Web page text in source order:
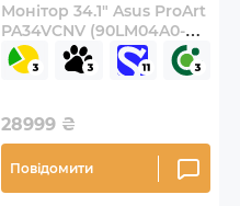
Монітор 34.1" Asus ProArt
PA34VCNV (90LM04A0-
B02370)
28999 ₴
Повідомити